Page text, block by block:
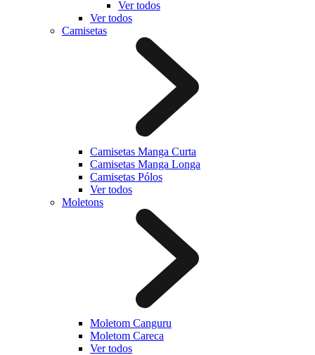
Ver todos
Ver todos
Camisetas
Camisetas Manga Curta
Camisetas Manga Longa
Camisetas Pólos
Ver todos
Moletons
Moletom Canguru
Moletom Careca
Ver todos